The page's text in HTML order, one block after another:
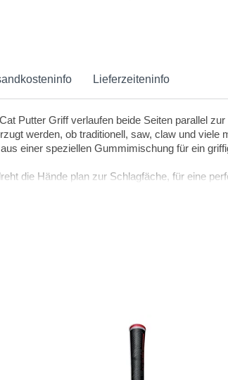
Lieferzeiteninfo
Putter Griff verlaufen beide Seiten parallel
werden, ob traditionell, saw, claw und viele
einer speziellen Gummimischung für ein
die Hände plan zur Schlagfäche, für eine
für ein müheloses Entnehmen aus